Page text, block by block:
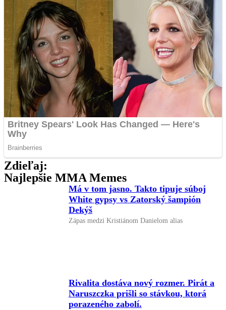
Zdieľaj:
Najlepšie MMA Memes
Má v tom jasno. Takto tipuje súboj
White gypsy vs Zatorský šampión
Dekýš
Zápas medzi Kristiánom Danielom alias
Rivalita dostáva nový rozmer. Pirát a
Naruszczka prišli so stávkou, ktorá
porazeného zabolí.